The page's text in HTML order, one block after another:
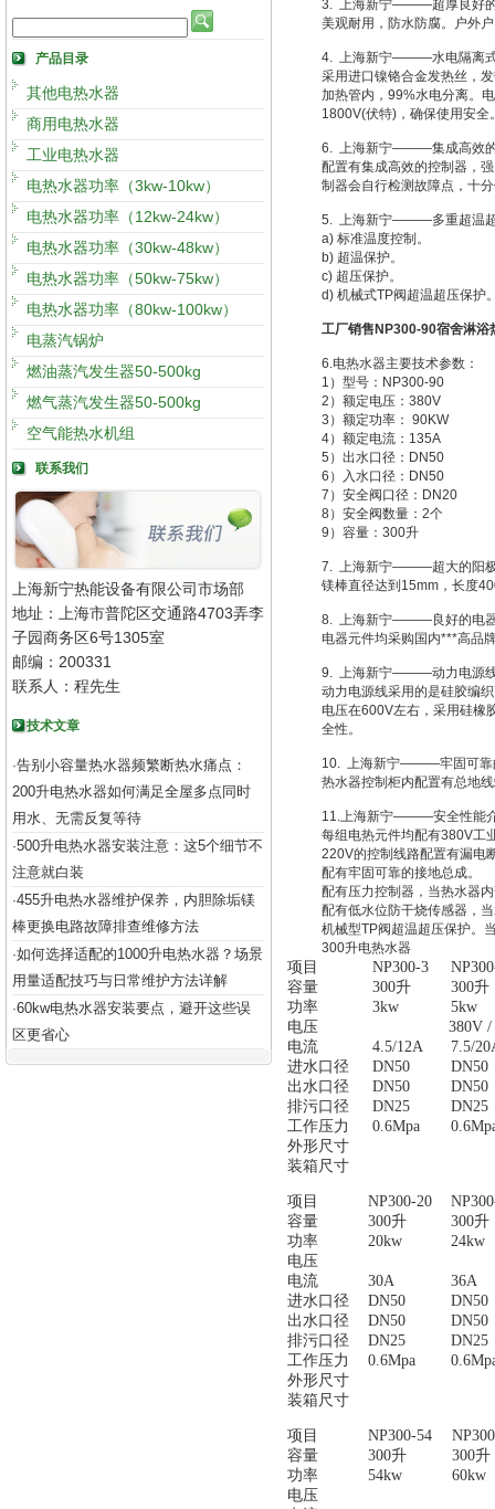
产品目录
其他电热水器
商用电热水器
工业电热水器
电热水器功率（3kw-10kw）
电热水器功率（12kw-24kw）
电热水器功率（30kw-48kw）
电热水器功率（50kw-75kw）
电热水器功率（80kw-100kw）
电蒸汽锅炉
燃油蒸汽发生器50-500kg
燃气蒸汽发生器50-500kg
空气能热水机组
联系我们
上海新宁热能设备有限公司市场部
地址：上海市普陀区交通路4703弄李
子园商务区6号1305室
邮编：200331
联系人：程先生
技术文章
·告别小容量热水器频繁断热水痛点：
200升电热水器如何满足全屋多点同时
用水、无需反复等待
·500升电热水器安装注意：这5个细节不
注意就白装
·455升电热水器维护保养，内胆除垢镁
棒更换电路故障排查维修方法
·如何选择适配的1000升电热水器？场景
用量适配技巧与日常维护方法详解
·60kw电热水器安装要点，避开这些误
区更省心
3. 上海新宁———超厚良好
美观耐用，防水防腐。户外
4. 上海新宁———水电隔离式
采用进口镍铬合金发热丝，
加热管内，99%水电分离。
1800V(伏特)，确保使用安全
6. 上海新宁———集成高效
配置有集成高效的控制器，
制器会自行检测故障点，十
5. 上海新宁———多重超温
a) 标准温度控制。
b) 超温保护。
c) 超压保护。
d) 机械式TP阀超温超压保护
工厂销售NP300-90宿舍淋浴
6.电热水器主要技术参数：
1）型号：NP300-90
2）额定电压：380V
3）额定功率： 90KW
4）额定电流：135A
5）出水口径：DN50
6）入水口径：DN50
7）安全阀口径：DN20
8）安全阀数量：2个
9）容量：300升
7. 上海新宁———超大的阳
镁棒直径达到15mm，长度
8. 上海新宁———良好的电
电器元件均采购国内***高品
9. 上海新宁———动力电源
动力电源线采用的是硅胶编
电压在600V左右，采用硅橡
全性。
10. 上海新宁———牢固可靠
热水器控制柜内配置有总地
11.上海新宁———安全性能
每组电热元件均配有380V工
220V的控制线路配置有漏电
配有牢固可靠的接地总成。
配有压力控制器，当热水器
配有低水位防干烧传感器，
机械型TP阀超温超压保护。
300升电热水器
项目 NP300-3
容量
300升
300升
功率
3kw
5kw
电压
380V
电流
4.5/12A
7.5/
进水口径
DN50
DN50
出水口径
DN50
DN50
排污口径
DN25
DN25
工作压力
0.6Mpa
外形尺寸
装箱尺寸
项目 NP300-20
容量
300升
300升
功率
20kw
24kw
电压
电流
30A
36A
进水口径
DN50
DN50
出水口径
DN50
DN50
排污口径
DN25
DN25
工作压力
0.6Mpa
外形尺寸
装箱尺寸
项目 NP300-54
容量
300升
300升
功率
54kw
60kw
电压